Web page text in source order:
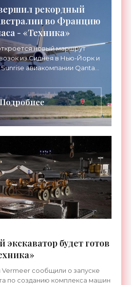
рекордный
во Францию
- «Техника»
новый маршрут
из Сиднея в Нью-Йорк и
авиакомпании Qantas
до 24
Подробнее
будет готов
сообщили о запуске
по созданию комплекса машин